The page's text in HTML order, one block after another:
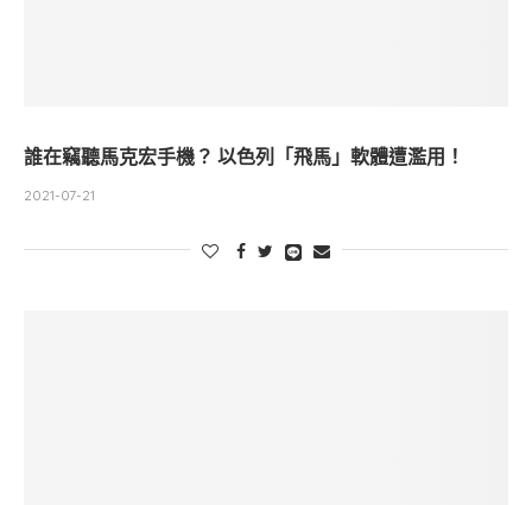
誰在竊聽馬克宏手機？ 以色列「飛馬」軟體遭濫用！
2021-07-21